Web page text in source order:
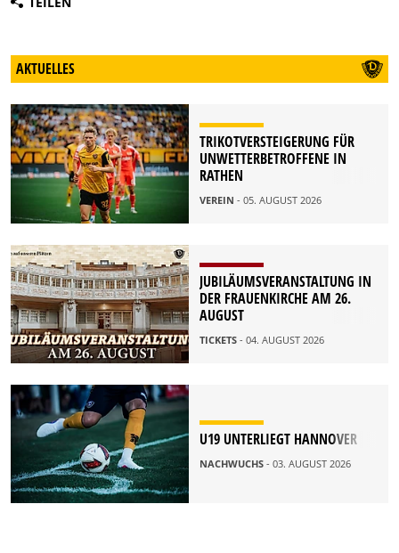
AKTUELLES
TRIKOTVERSTEIGERUNG FÜR
UNWETTERBETROFFENE IN
RATHEN
VEREIN - 05. AUGUST 2026
JUBILÄUMSVERANSTALTUNG IN
DER FRAUENKIRCHE AM 26.
AUGUST
TICKETS - 04. AUGUST 2026
U19 UNTERLIEGT HANNOVER
NACHWUCHS - 03. AUGUST 2026